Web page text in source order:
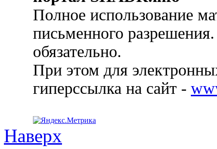
Полное использование
письменного
обязательно.
При этом для
гиперссылка на сайт -
Наверх